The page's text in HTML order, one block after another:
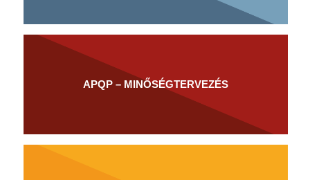
APQP – MINŐSÉGTERVEZÉS